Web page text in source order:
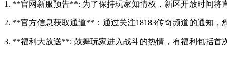
1. **官网新服预告**: 为了保持玩家知情权，新区开放时间将
2. **官方信息获取通道**：通过关注18183传奇频道的通知，
3. **福利大放送**: 鼓舞玩家进入战斗的热情，有福利包括首